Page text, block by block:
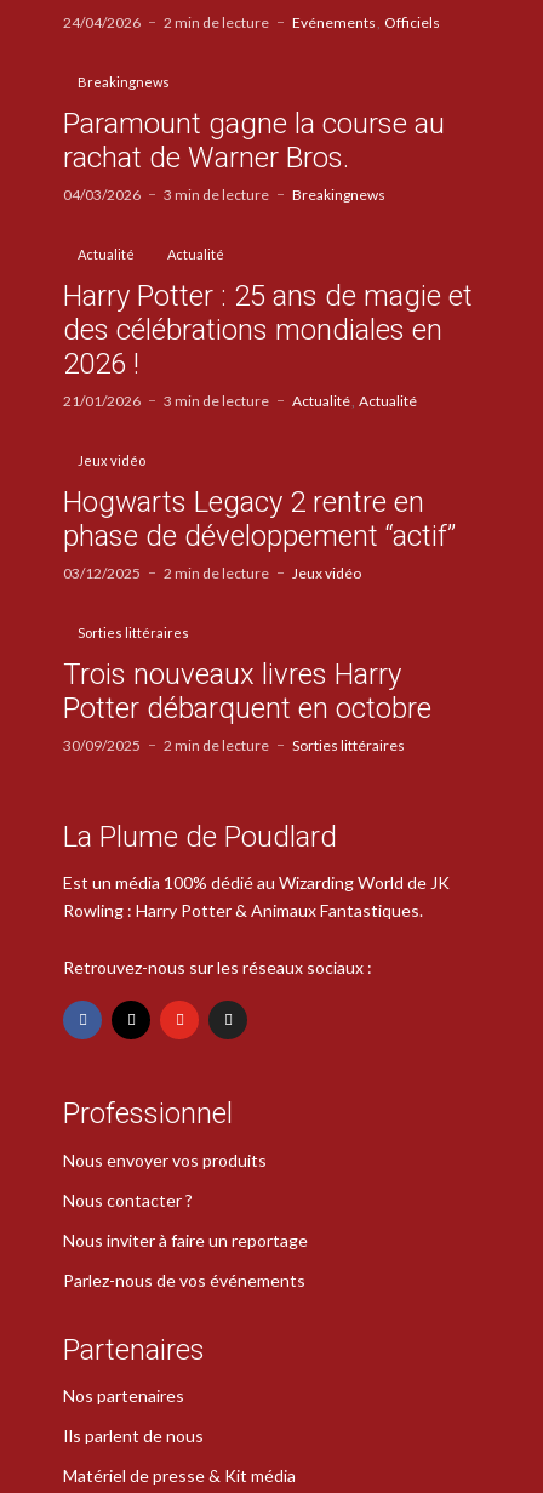
24/04/2026 2 min de lecture Evénements Officiels
Breakingnews
Paramount gagne la course au
rachat de Warner Bros.
04/03/2026 3 min de lecture Breakingnews
Actualité Actualité
Harry Potter : 25 ans de magie et
des célébrations mondiales en
2026 !
21/01/2026 3 min de lecture Actualité Actualité
Jeux vidéo
Hogwarts Legacy 2 rentre en
phase de développement “actif”
03/12/2025 2 min de lecture Jeux vidéo
Sorties littéraires
Trois nouveaux livres Harry
Potter débarquent en octobre
30/09/2025 2 min de lecture Sorties littéraires
La Plume de Poudlard
Est un média 100% dédié au Wizarding World de JK
Rowling : Harry Potter & Animaux Fantastiques.
Retrouvez-nous sur les réseaux sociaux :
Professionnel
Nous envoyer vos produits
Nous contacter ?
Nous inviter à faire un reportage
Parlez-nous de vos événements
Partenaires
Nos partenaires
Ils parlent de nous
Matériel de presse & Kit média